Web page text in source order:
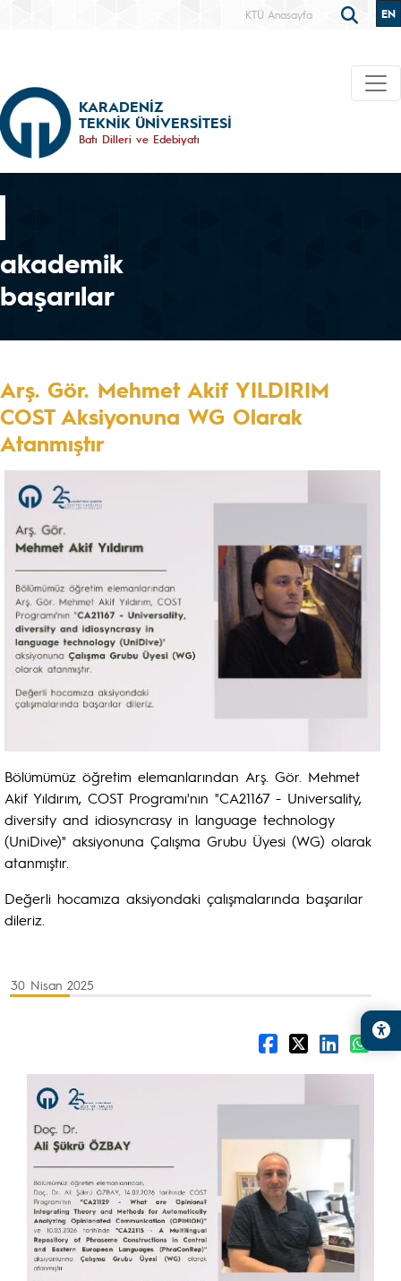
KTÜ Anasayfa EN
KARADENİZ
TEKNİK ÜNİVERSİTESİ
Batı Dilleri ve Edebiyatı
akademik
başarılar
Arş. Gör. Mehmet Akif YILDIRIM
COST Aksiyonuna WG Olarak
Atanmıştır
Bölümümüz öğretim elemanlarından Arş. Gör. Mehmet
Akif Yıldırım, COST Programı'nın "CA21167 - Universality,
diversity and idiosyncrasy in language technology
(UniDive)" aksiyonuna Çalışma Grubu Üyesi (WG) olarak
atanmıştır.
Değerli hocamıza aksiyondaki çalışmalarında başarılar
dileriz.
30 Nisan 2025